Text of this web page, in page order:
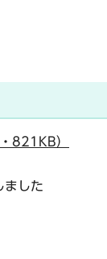
821KB）
ました